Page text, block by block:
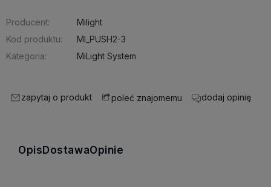
Producent:
Milight
Kod produktu:
MI_PUSH2-3
Kategoria:
MiLight System
zapytaj o produkt poleć znajomemu dodaj opinię
Opis DostawaOpinie